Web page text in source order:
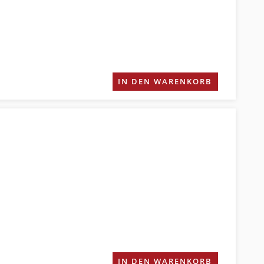
IN DEN WARENKORB
IN DEN WARENKORB